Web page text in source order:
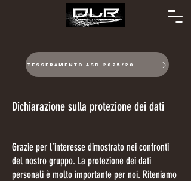
TESSERAMENTO ASD 2025/2026
Dichiarazione sulla protezione dei dati
Grazie per l’interesse dimostrato nei confronti
del nostro gruppo. La protezione dei dati
personali è molto importante per noi. Riteniamo